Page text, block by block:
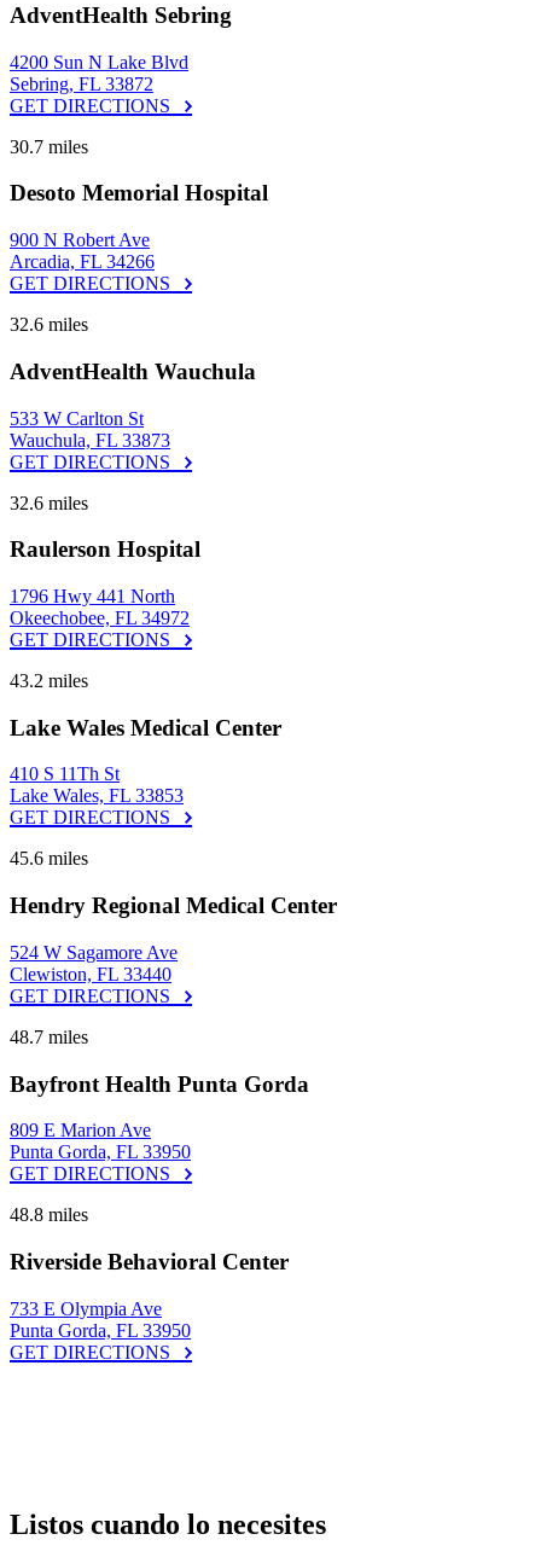
AdventHealth Sebring
4200 Sun N Lake Blvd
Sebring, FL 33872
GET DIRECTIONS
30.7 miles
Desoto Memorial Hospital
900 N Robert Ave
Arcadia, FL 34266
GET DIRECTIONS
32.6 miles
AdventHealth Wauchula
533 W Carlton St
Wauchula, FL 33873
GET DIRECTIONS
32.6 miles
Raulerson Hospital
1796 Hwy 441 North
Okeechobee, FL 34972
GET DIRECTIONS
43.2 miles
Lake Wales Medical Center
410 S 11Th St
Lake Wales, FL 33853
GET DIRECTIONS
45.6 miles
Hendry Regional Medical Center
524 W Sagamore Ave
Clewiston, FL 33440
GET DIRECTIONS
48.7 miles
Bayfront Health Punta Gorda
809 E Marion Ave
Punta Gorda, FL 33950
GET DIRECTIONS
48.8 miles
Riverside Behavioral Center
733 E Olympia Ave
Punta Gorda, FL 33950
GET DIRECTIONS
Listos cuando lo necesites